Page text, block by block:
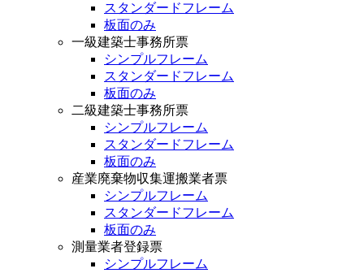
スタンダードフレーム
板面のみ
一級建築士事務所票
シンプルフレーム
スタンダードフレーム
板面のみ
二級建築士事務所票
シンプルフレーム
スタンダードフレーム
板面のみ
産業廃棄物収集運搬業者票
シンプルフレーム
スタンダードフレーム
板面のみ
測量業者登録票
シンプルフレーム